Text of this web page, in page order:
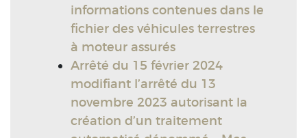
informations contenues dans le
fichier des véhicules terrestres
à moteur assurés
Arrêté du 15 février 2024
modifiant l’arrêté du 13
novembre 2023 autorisant la
création d’un traitement